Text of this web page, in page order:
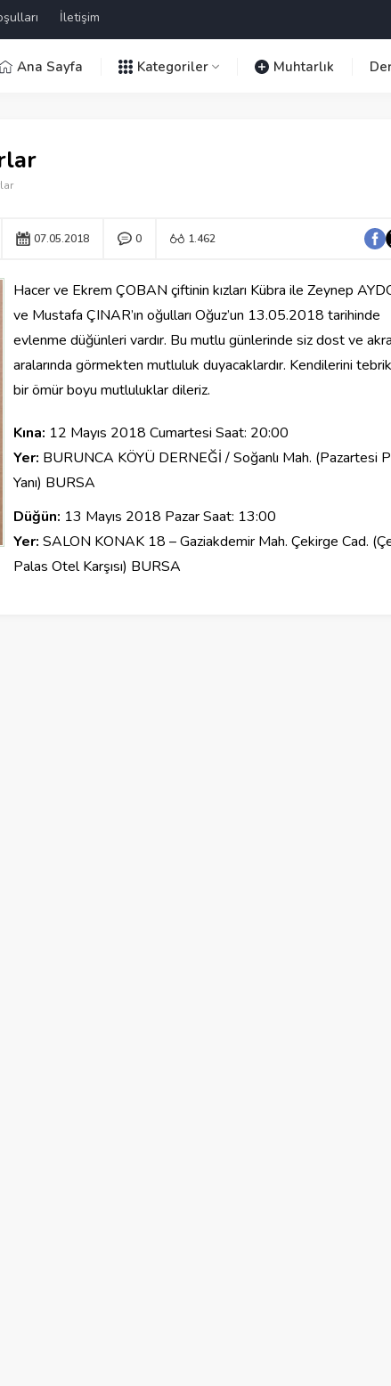
İletişim
Ana Sayfa Kategoriler Muhtarlık
07.05.2018 0 1.462
Hacer ve Ekrem ÇOBAN çiftinin kızları Kübra ile Zeynep
ve Mustafa ÇINAR’ın oğulları Oğuz’un 13.05.2018 tarihinde
evlenme düğünleri vardır. Bu mutlu günlerinde siz dost ve
aralarında görmekten mutluluk duyacaklardır. Kendilerini
bir ömür boyu mutluluklar dileriz.
Kına: 12 Mayıs 2018 Cumartesi Saat: 20:00
Yer: BURUNCA KÖYÜ DERNEĞİ / Soğanlı Mah. (Pazartesi
Yanı) BURSA
Düğün: 13 Mayıs 2018 Pazar Saat: 13:00
Yer: SALON KONAK 18 – Gaziakdemir Mah. Çekirge Cad.
Palas Otel Karşısı) BURSA